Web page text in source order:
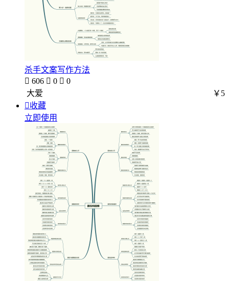
杀手文案写作方法
 606  0  0
大爱
￥5
收藏
立即使用